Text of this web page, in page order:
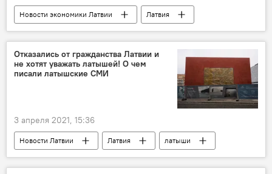
Новости экономики Латвии
Латвия
ВНЖ
Отказались от гражданства Латвии и
не хотят уважать латышей! О чем
писали латышские СМИ
3 апреля 2021, 15:36
Новости Латвии Латвия
латыши
гражданство